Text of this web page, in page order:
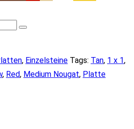
, Einzelsteine Tags: Tan, 1 x 1,
, Red, Medium Nougat, Platte